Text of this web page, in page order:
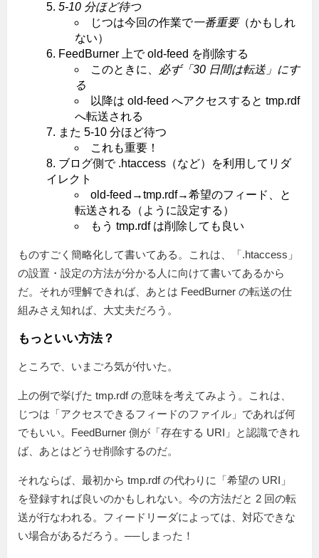
5-10 分ほど待つ
じつは今回の作業で一番重要（かもしれ
ない）
FeedBurner 上で old-feed を削除する
このときに、
必ず「30 日間は転送」にす
る
以降は old-feed へアクセスすると tmp.rdf
へ転送される
また 5-10 分ほど待つ
これも重要！
ブログ側で .htaccess（など）を利用してリダ
イレクト
old-feed→tmp.rdf→希望のフィード、と
転送される（ように設定する）
もう tmp.rdf は削除しても良い
ものすごく簡略化して書いてある。これは、「.htaccess」
の設置・設定の方法が分かる人に向けて書いてあるから
だ。それが理解できれば、あとは FeedBurner の転送の仕
組みさえ知れば、大丈夫だろう。
もっといい方法？
ところで、いまごろ気が付いた。
上の例で挙げた tmp.rdf の意味を考えてみよう。これは、
じつは「アクセスできるフィードのファイル」であれば何
でもいい。FeedBurner 側が「存在する URI」と認識できれ
ば、あとはどうせ削除するのだ。
それならば、最初から tmp.rdf の代わりに「希望の URI」
を登録すれば良いのかもしれない。今の方法だと 2 回の転
送が行なわれる。フィードリーダによっては、対応できな
い場合があるだろう。──しまった！